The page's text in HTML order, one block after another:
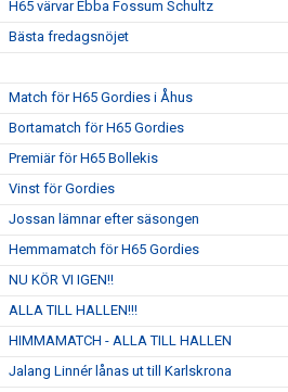
H65 värvar Ebba Fossum Schultz
Bästa fredagsnöjet
Match för H65 Gordies i Åhus
Bortamatch för H65 Gordies
Premiär för H65 Bollekis
Vinst för Gordies
Jossan lämnar efter säsongen
Hemmamatch för H65 Gordies
NU KÖR VI IGEN!!
ALLA TILL HALLEN!!!
HIMMAMATCH - ALLA TILL HALLEN
Jalang Linnér lånas ut till Karlskrona